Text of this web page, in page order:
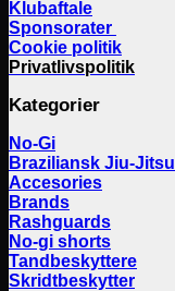
Klubaftale
Sponsorater
Cookie politik
Privatlivspolitik
Kategorier
No-Gi
Braziliansk Jiu-Jitsu
Accesories
Brands
Rashguards
No-gi shorts
Tandbeskyttere
Skridtbeskytter